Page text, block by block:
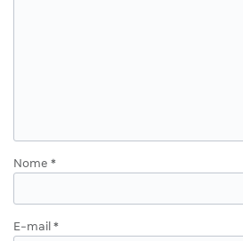
Nome *
E-mail *